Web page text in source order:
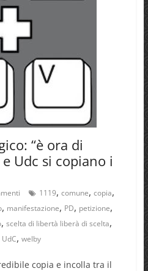
“è ora di
e Udc si copiano i
1119, comune, copia,
, manifestazione, PD, petizione,
, scelta di libertà liberà di scelta,
UdC, welby
copia e incolla tra il